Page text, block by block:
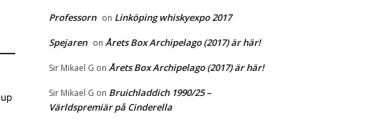
Professorn on Linköping whiskyexpo 2017
Spejaren on Årets Box Archipelago (2017) är här!
Sir Mikael G on Årets Box Archipelago (2017) är här!
Sir Mikael G on Bruichladdich 1990/25 –
Världspremiär på Cinderella